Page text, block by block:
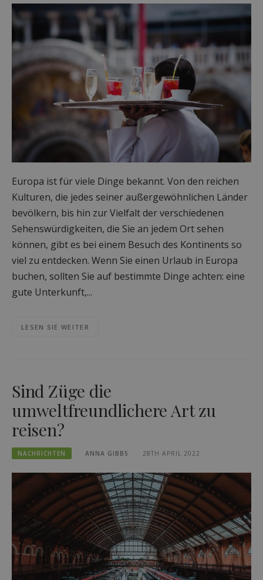
Europa ist für viele Dinge bekannt. Von den reichen
Kulturen, die jedes seiner außergewöhnlichen Länder
bevölkern, bis hin zur Vielfalt der verschiedenen
Sehenswürdigkeiten, die Sie an jedem Ort sehen
können, gibt es bei einem Besuch des Kontinents so
viel zu entdecken. Wenn Sie einen Urlaub in Europa
buchen, sollten Sie auf bestimmte Dinge achten: eine
gute Unterkunft,...
LESEN SIE WEITER
Sind Züge die
umweltfreundlichere Art zu
reisen?
NACHRICHTEN ANNA GIBBS 28TH APRIL 2022